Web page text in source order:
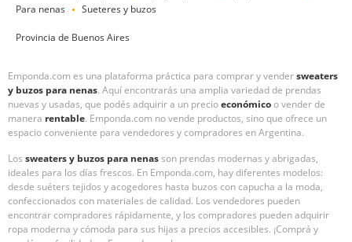
Para nenas
Sueteres y buzos
Provincia de Buenos Aires
Emponda.com es una plataforma práctica para comprar y vendersweaters
y buzos para nenas. Aquí encontrarás una amplia variedad de prendas
nuevas y usadas, que podés adquirir a un precioeconómicoo vender de
manera rentable. Emponda.com no vende productos, sino que ofrece un
espacio conveniente para vendedores y compradores en Argentina.
Los sweaters y buzos para nenasson prendas modernas y abrigadas,
ideales para los días frescos. En Emponda.com, hay diferentes modelos:
desde suéters tejidos y acogedores hasta buzos con capucha a la moda,
confeccionados con materiales de calidad. Los vendedores pueden
encontrar compradores rápidamente, y los compradores pueden adquirir
ropa moderna y cómoda para sus hijas a precios accesibles. ¡Comprá y